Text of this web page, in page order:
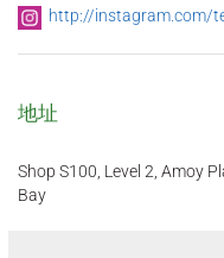
http://instagram.com/
地址
Shop S100, Level 2, Amoy
Bay